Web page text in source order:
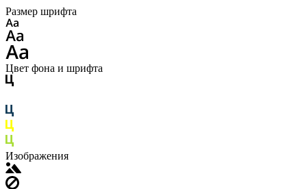
Размер шрифта
Цвет фона и шрифта
Изображения